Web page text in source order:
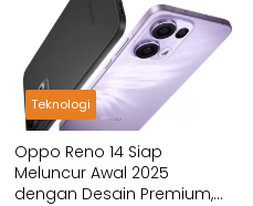
Teknologi
Oppo Reno 14 Siap
Meluncur Awal 2025
dengan Desain Premium,